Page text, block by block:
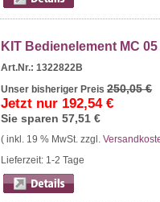
KIT Bedienelement MC
Art.Nr.: 1322822B
Unser bisheriger Preis250,05 €
Jetzt nur 192,54 €
Sie sparen57,51 €
( inkl. 19 % MwSt. zzgl.
Lieferzeit: 1-2 Tage